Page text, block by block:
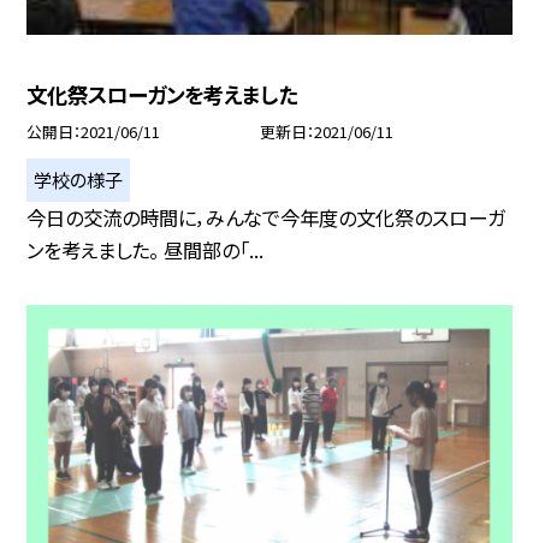
文化祭スローガンを考えました
公開日 2021/06/11 更新日 2021/06/11
学校の様子
今日の交流の時間に，みんなで今年度の文化祭のスローガ
ンを考えました。 昼間部の「...